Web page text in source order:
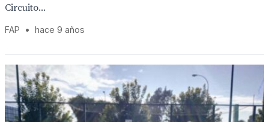
Circuito...
FAP • hace 9 años